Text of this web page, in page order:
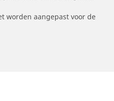
worden aangepast voor de